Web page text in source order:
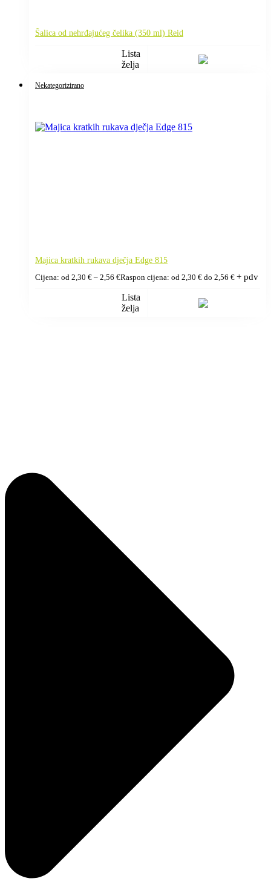
Šalica od nehrđajućeg čelika (350 ml) Reid
Lista
želja
Nekategorizirano
Majica kratkih rukava dječja Edge 815
Cijena: od 2,30 € – 2,56 €Raspon cijena: od 2,30 € do 2,56 € + pdv
Lista
želja